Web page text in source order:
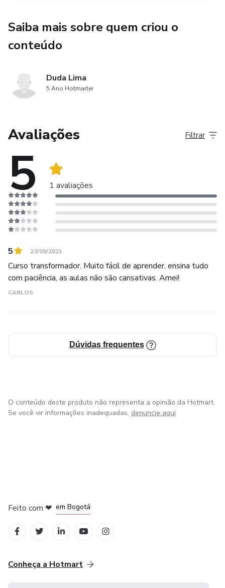
Saiba mais sobre quem criou o
conteúdo
Duda Lima
5 Ano Hotmarter
Avaliações
5 1 avaliações
Filtrar
5 23/09/2021
Curso transformador. Muito fácil de aprender, ensina tudo
com paciência, as aulas não são cansativas. Amei!
CARLOS
Dúvidas frequentes
O conteúdo deste produto não representa a opinião da Hotmart.
Se você vir informações inadequadas, denuncie aqui
Feito com ❤ em Bogotá
Conheça a Hotmart